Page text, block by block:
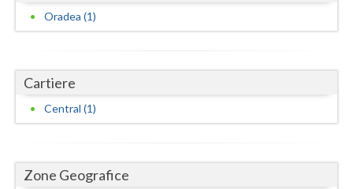
Giurgiu
Harghita
Hunedoara
Iasi
Oradea (1)
Cartiere
Central (1)
Zone Geografice